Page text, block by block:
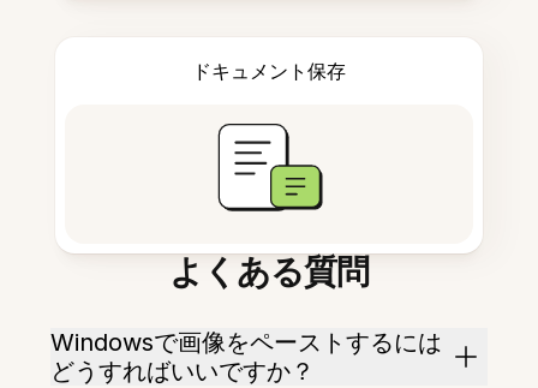
ドキュメント保存
よくある質問
Windowsで画像をペーストするには
どうすればいいですか？